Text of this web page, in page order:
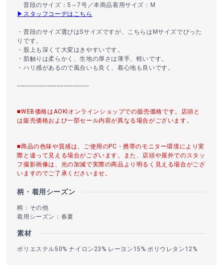
普段のサイズ：5～7号／本商品着用サイズ：M
▶スタッフコーデはこちら
・普段のサイズ選びはSサイズですが、こちらはMサイズでぴった
りです。
・股上も深くて大変はきやすいです。
・肌触りは柔らかく、生地の厚さは薄手、軽いです。
・ハリ感があるので風合いも良く、着心地も良いです。
----------------------------------------
■WEB価格はAOKIオンラインショップでの販売価格です。店頭と
は販売価格および一部セール内容が異なる場合がございます。
■商品の色味や質感は、ご使用のPC・携帯のモニター環境により実
際と違って見える場合がございます。また、店頭や屋外でのスタッ
フ撮影画像は、光の加減で実際の商品より明るく見える場合がござ
いますのでご了承くださいませ。
柄・着用シーズン
柄：その他
着用シーズン：春夏
素材
ポリエステル50% ナイロン23% レーヨン15% ポリウレタン12%